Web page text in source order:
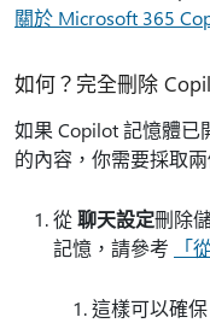
關於 Microsoft 365
如何？完全刪除
如果 Copilot 記憶體已
的內容，你需要採取兩
從聊天設定刪除
記憶，請參考
「
這樣可以確